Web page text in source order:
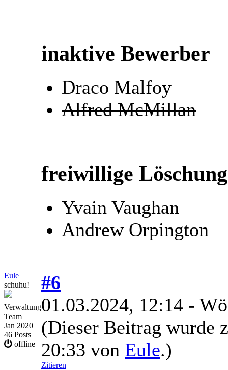
inaktive Bewerber
Draco Malfoy
Alfred McMillan
freiwillige
Yvain Vaughan
Andrew Orpington
Eule
schuhu!
Verwaltung
Team
Jan 2020
46 Posts
offline
#6
01.03.2024, 12:14 -
(Dieser Beitrag wurde
20:33 von Eule.)
Zitieren